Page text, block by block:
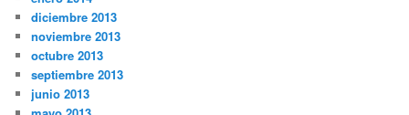
diciembre 2013
noviembre 2013
octubre 2013
septiembre 2013
junio 2013